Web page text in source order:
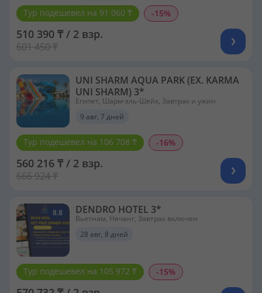
Тур подешевел на 91 060 ₸ -15%
510 390 ₸ / 2 взр.
601 450 ₸
UNI SHARM AQUA PARK (EX. KARMA
UNI SHARM) 3*
Египет, Шарм-эль-Шейх, Завтрак и ужин
9 авг, 7 дней
Тур подешевел на 106 708 ₸ -16%
560 216 ₸ / 2 взр.
666 924 ₸
8.8 DENDRO HOTEL 3*
Вьетнам, Нячанг, Завтрак включен
28 авг, 8 дней
Тур подешевел на 105 972 ₸ -15%